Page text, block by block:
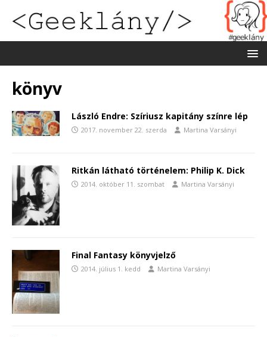
könyv
László Endre: Szíriusz kapitány színre lép
2017. november 22. szerda Martina Varsányi
Ritkán látható történelem: Philip K. Dick
2014. október 11. szombat Martina Varsányi
Final Fantasy könyvjelző
2014. július 1. kedd Martina Varsányi